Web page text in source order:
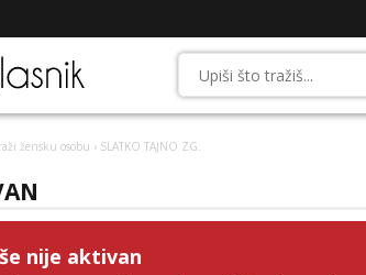
žensku osobu › SLATKO TAJNO ZG.
nije aktivan